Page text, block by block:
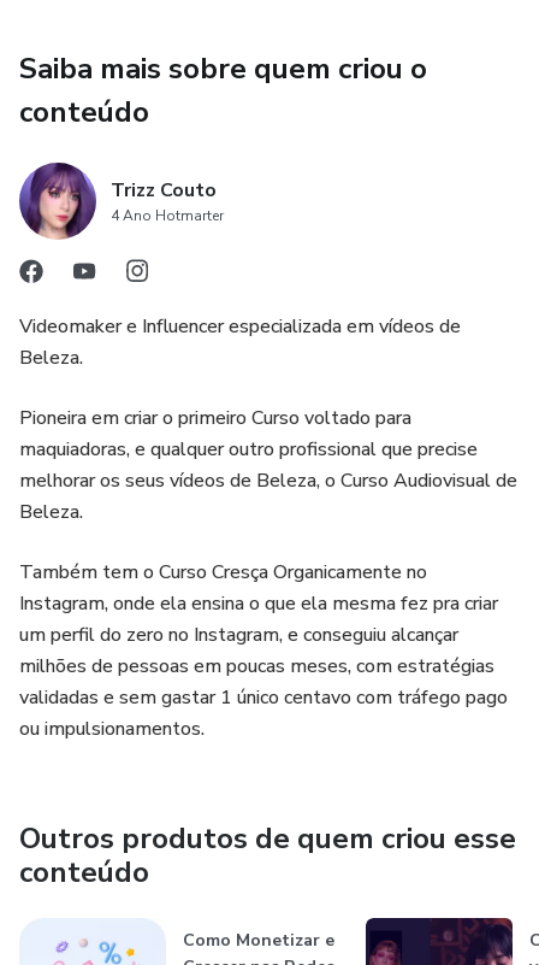
Saiba mais sobre quem criou o
conteúdo
Trizz Couto
4 Ano Hotmarter
Videomaker e Influencer especializada em vídeos de
Beleza.
Pioneira em criar o primeiro Curso voltado para
maquiadoras, e qualquer outro profissional que precise
melhorar os seus vídeos de Beleza, o Curso Audiovisual de
Beleza.
Também tem o Curso Cresça Organicamente no
Instagram, onde ela ensina o que ela mesma fez pra criar
um perfil do zero no Instagram, e conseguiu alcançar
milhões de pessoas em poucas meses, com estratégias
validadas e sem gastar 1 único centavo com tráfego pago
ou impulsionamentos.
Outros produtos de quem criou esse
conteúdo
Como Monetizar e